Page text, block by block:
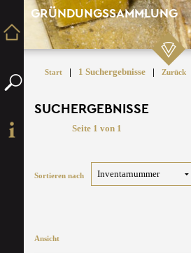
GRÜNDUNGSSAMMLUNG
Start | 1 Suchergebnisse | Zurück
SUCHERGEBNISSE
Seite 1 von 1
Sortieren nach
Ansicht